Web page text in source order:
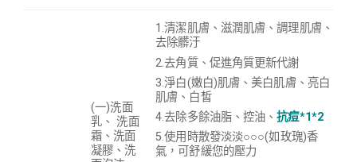
(一)洗面
乳、 洗面
霜、洗面
凝膠、洗
1.清潔肌膚、滋潤肌膚、調理肌膚、
去除髒汙
2.去角質、促進角質更新代謝
3.淨白(嫩白)肌膚、美白肌膚、亮白
肌膚、白皙
4.去除多餘油脂、控油、抗痘*1*2
5.使用時散發淡淡○○○(如玫瑰)香
氣，可舒緩您的壓力